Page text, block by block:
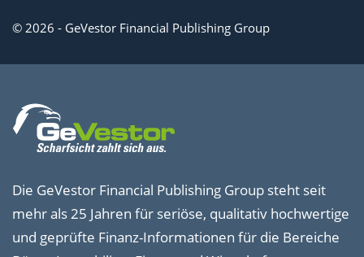
© 2026 - GeVestor Financial Publishing Group
Die GeVestor Financial Publishing Group steht seit
mehr als 25 Jahren für seriöse, qualitativ hochwertige
und geprüfte Finanz-Informationen für die Bereiche